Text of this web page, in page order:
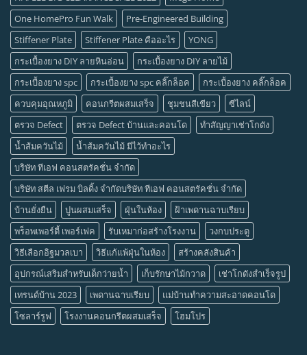
One HomePro Fun Walk
Pre-Engineered Building
Stiffener Plate
Stiffener Plate คืออะไร
YONG
กระเบื้องยาง DIY ลายหินอ่อน
กระเบื้องยาง DIY ลายไม้
กระเบื้องยาง spc
กระเบื้องยาง spc คลิ๊กล็อค
กระเบื้องยาง คลิ๊กล็อค
ควบคุมอุณหภูมิ
คอนกรีตผสมเสร็จ ชุมชนสีเขียว
ซีไลน์
ตรวจ Defect
ตรวจ Defect บ้านและคอนโด
ทำสัญญาเช่าโกดัง
น้ำส้มควันไม้
น้ำส้มควันไม้ มีไว้ทำอะไร
บริษัท ทีเอฟ คอนสตรัคชั่น จำกัด
บริษัท สตีล เฟรม บิลดิ้ง จำกัดบริษัท ทีเอฟ คอนสตรัคชั่น จำกัด
บ้านยั่งยืน
ปูนผสมเสร็จ ฝุ่นในห้อง
ฝ้าเพดานฉาบเรียบ
พร็อพเพอร์ตี้ เพอร์เฟค
รับเหมาก่อสร้างโรงงาน
วงกบประตู
วิธีเลือกอิฐมวลเบา
วิธีแก้แพ้ฝุ่นในห้อง
สร้างคลังสินค้า
อุปกรณ์เสริมสำหรับเด็กว่ายน้ำ
เก็บรักษาไม้กวาด
เช่าโกดังสำเร็จรูป
เทรนด์บ้าน 2023
เพดานฉาบเรียบ
แม่บ้านทำความสะอาดคอนโด
โซลาร์รูฟ
โรงงานคอนกรีตผสมเสร็จ โฮมโปร